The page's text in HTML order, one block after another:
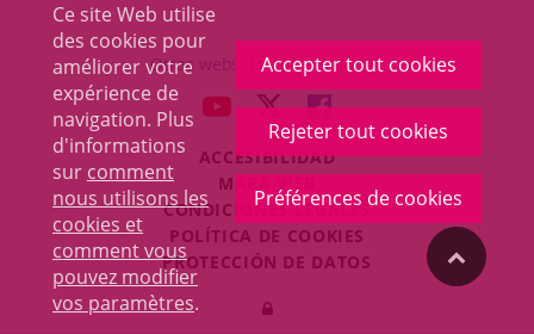
Ce site Web utilise
des cookies pour
améliorer votre
expérience de
navigation. Plus
d'informations
sur comment
nous utilisons les
cookies et
comment vous
pouvez modifier
vos paramètres.
Accepter tout cookies
Rejeter tout cookies
Préférences de cookies
una
ventana
nueva.
externa.
Otras webs del ayuntamiento
ENLACE
UNA
APLICACIÓN
EXTERNA.
ENLACE
A
UNA
APLICACIÓN
EXTERNA.
ENLACE
A
UNA
APLICACIÓN
EXTERNA.
ACCESIBILIDAD
MAPA WEB
CONDICIONES LEGALES
POLÍTICA DE COOKIES
PROTECCIÓN DE DATOS
Iniciar
"Volver